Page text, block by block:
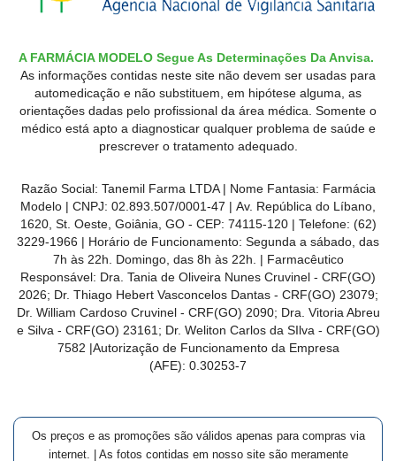
A FARMÁCIA MODELO Segue As Determinações Da Anvisa.
As informações contidas neste site não devem ser usadas para
automedicação e não substituem, em hipótese alguma, as
orientações dadas pelo profissional da área médica. Somente o
médico está apto a diagnosticar qualquer problema de saúde e
prescrever o tratamento adequado.
Razão Social: Tanemil Farma LTDA | Nome Fantasia: Farmácia
Modelo | CNPJ: 02.893.507/0001-47 | Av. República do Líbano,
1620, St. Oeste, Goiânia, GO - CEP: 74115-120 | Telefone: (62)
3229-1966 | Horário de Funcionamento: Segunda a sábado, das
7h às 22h. Domingo, das 8h às 22h. | Farmacêutico
Responsável: Dra. Tania de Oliveira Nunes Cruvinel - CRF(GO)
2026; Dr. Thiago Hebert Vasconcelos Dantas - CRF(GO) 23079;
Dr. William Cardoso Cruvinel - CRF(GO) 2090; Dra. Vitoria Abreu
e Silva - CRF(GO) 23161; Dr. Weliton Carlos da SIlva - CRF(GO)
7582 |Autorização de Funcionamento da Empresa
(AFE): 0.30253-7
Os preços e as promoções são válidos apenas para compras via
internet. | As fotos contidas em nosso site são meramente